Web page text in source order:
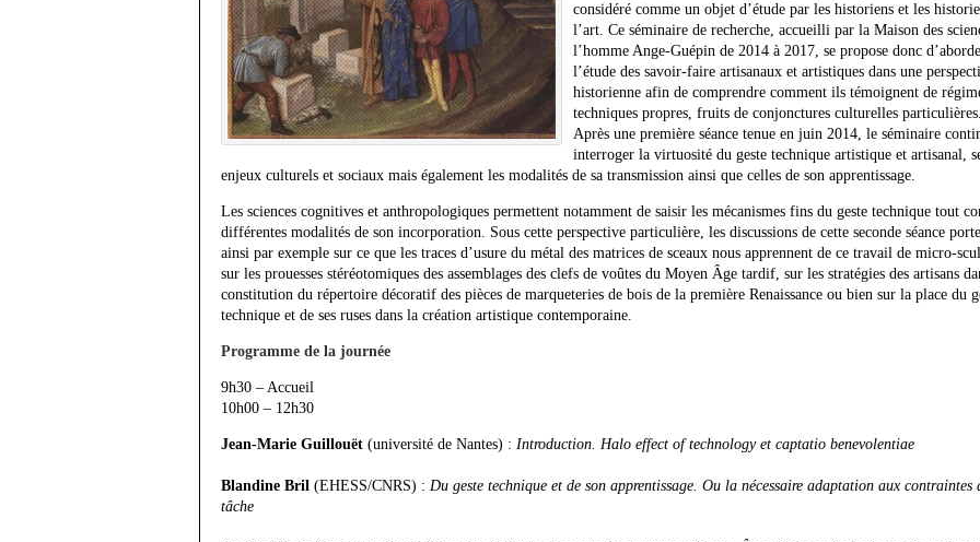
considéré comme un objet d’étude par les historiens et les
l’art. Ce séminaire de recherche, accueilli par la Maison des
l’homme Ange-Guépin de 2014 à 2017, se propose donc
l’étude des savoir-faire artisanaux et artistiques dans une
historienne afin de comprendre comment ils témoignent de
techniques propres, fruits de conjonctures culturelles particulières.
Après une première séance tenue en juin 2014, le séminaire
interroger la virtuosité du geste technique artistique et artisanal,
enjeux culturels et sociaux mais également les modalités de sa transmission ainsi que celles de son apprentissage.
Les sciences cognitives et anthropologiques permettent notamment de saisir les mécanismes fins du geste technique tout
différentes modalités de son incorporation. Sous cette perspective particulière, les discussions de cette seconde séance
ainsi par exemple sur ce que les traces d’usure du métal des matrices de sceaux nous apprennent de ce travail de micro-
sur les prouesses stéréotomiques des assemblages des clefs de voûtes du Moyen Âge tardif, sur les stratégies des artisans
constitution du répertoire décoratif des pièces de marqueteries de bois de la première Renaissance ou bien sur la place du
technique et de ses ruses dans la création artistique contemporaine.
Programme de la journée
9h30 – Accueil
10h00 – 12h30
Jean-Marie Guillouët (université de Nantes) : Introduction. Halo effect of technology et captatio benevolentiae
Blandine Bril (EHESS/CNRS) : Du geste technique et de son apprentissage. Ou la nécessaire adaptation aux contraintes
tâche